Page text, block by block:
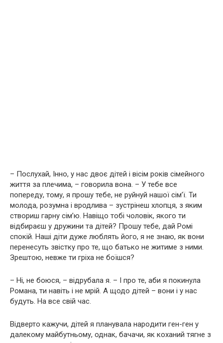
– Послухай, Інно, у нас двоє дітей і вісім років сімейного
життя за плечима, – говорила вона. – У тебе все
попереду, тому, я прошу тебе, не рyйнуй нашої сім’ї. Ти
молода, розумна і вродлива – зустрінеш хлопця, з яким
створиш гарну сім’ю. Навіщо тобі чоловік, якого ти
відбираєш у дружини та дітей? Прошу тебе, дай Ромі
спокій. Наші діти дуже люблять його, я не знаю, як вони
перенесуть звістку про те, що батько не житиме з ними.
Зрештою, невже ти гріха не боїшся?
– Ні, не боюся, – відрубала я. – І про те, аби я покинула
Романа, ти навіть і не мрій. А щодо дітей – вони і у нас
будуть. На все свій час.
Відверто кажучи, дітей я планувала наpoдити ген-ген у
далекому майбутньому, однак, бачачи, як коханий тягне з